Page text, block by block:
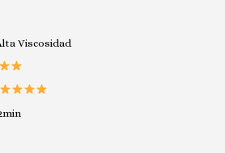
Viscosidad